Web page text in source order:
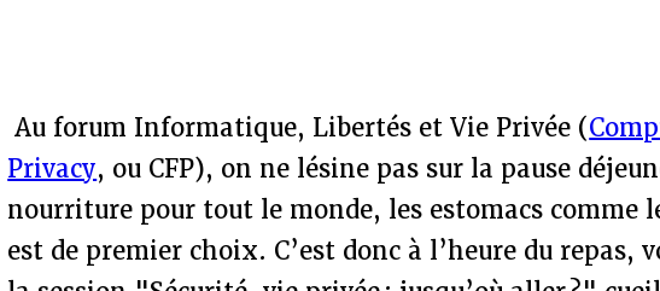
Au forum Informatique, Libertés et Vie Privée (
Privacy, ou CFP), on ne lésine pas sur la pause
nourriture pour tout le monde, les estomacs comme
est de premier choix. C’est donc à l’heure du repas,